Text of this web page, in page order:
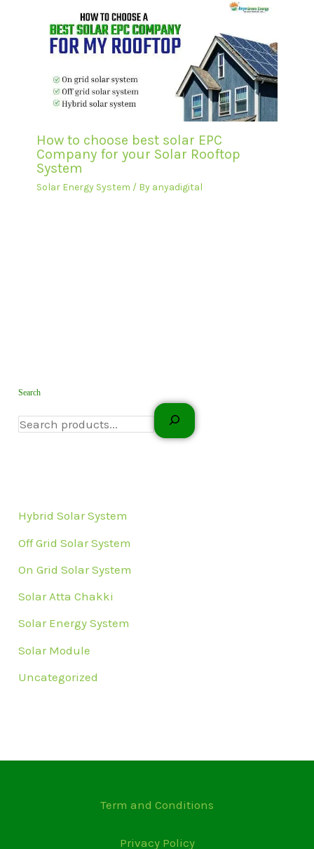
Search
Hybrid Solar System
Off Grid Solar System
On Grid Solar System
Solar Atta Chakki
Solar Energy System
Solar Module
Uncategorized
How to choose best solar EPC
Company for your Solar Rooftop
System
Solar Energy System / By anyadigital
Term and Conditions
Privacy Policy